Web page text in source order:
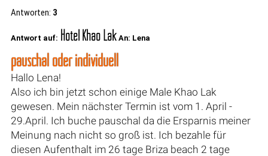
Antworten: 3
Antwort auf: Hotel Khao Lak An: Lena
pauschal oder individuell
Hallo Lena!
Also ich bin jetzt schon einige Male Khao Lak
gewesen. Mein nächster Termin ist vom 1. April -
29.April. Ich buche pauschal da die Ersparnis meiner
Meinung nach nicht so groß ist. Ich bezahle für
diesen Aufenthalt im 26 tage Briza beach 2 tage